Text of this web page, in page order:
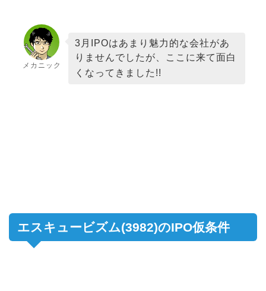
メカニック
3月IPOはあまり魅力的な会社があ
りませんでしたが、ここに来て面白
くなってきました!!
エスキュービズム(3982)のIPO仮条件